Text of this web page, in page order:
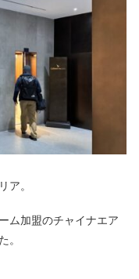
ア。
ム加盟のチャイナエア
。